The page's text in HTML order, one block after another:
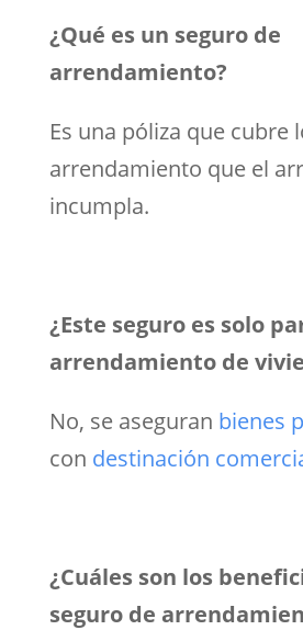
¿Qué es un seguro de
arrendamiento?
Es una póliza que cubre
arrendamiento que el
incumpla.
¿Este seguro es solo
arrendamiento de
No, se aseguran bienes
con destinación
¿Cuáles son los
seguro de